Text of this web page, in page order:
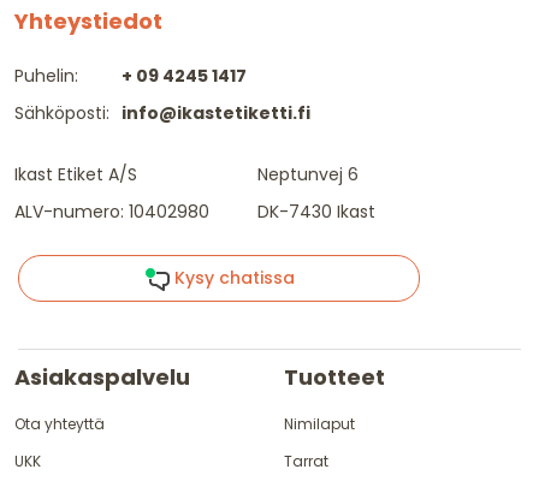
Yhteystiedot
Puhelin:
Sähköposti:
+ 09 4245 1417
info@ikastetiketti.fi
Ikast Etiket A/S
ALV-numero: 10402980
Neptunvej 6
DK-7430 Ikast
Kysy chatissa
Asiakaspalvelu
Ota yhteyttä
UKK
Tuotteet
Nimilaput
Tarrat